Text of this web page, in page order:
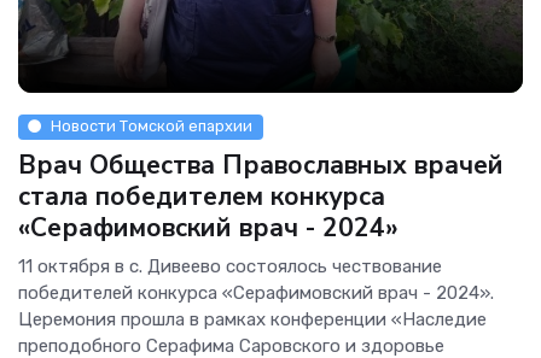
Новости Томской епархии
Врач Общества Православных врачей
стала победителем конкурса
«Серафимовский врач - 2024»
11 октября в с. Дивеево состоялось чествование
победителей конкурса «Серафимовский врач - 2024».
Церемония прошла в рамках конференции «Наследие
преподобного Серафима Саровского и здоровье